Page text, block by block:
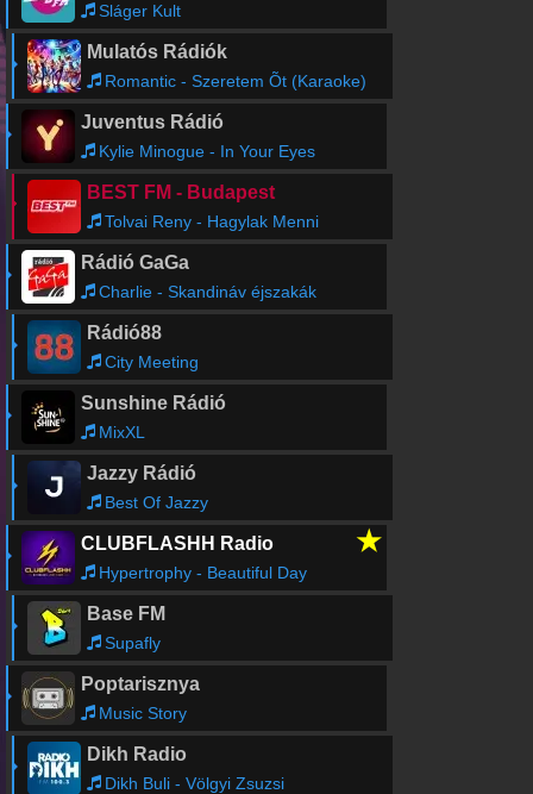
Sláger Kult
Mulatós Rádiók
Romantic - Szeretem Õt (Karaoke)
Juventus Rádió
Kylie Minogue - In Your Eyes
BEST FM - Budapest
Tolvai Reny - Hagylak Menni
Rádió GaGa
Charlie - Skandináv éjszakák
Rádió88
City Meeting
Sunshine Rádió
MixXL
Jazzy Rádió
Best Of Jazzy
CLUBFLASHH Radio ★
Hypertrophy - Beautiful Day
Base FM
Supafly
Poptarisznya
Music Story
Dikh Radio
Dikh Buli - Völgyi Zsuzsi